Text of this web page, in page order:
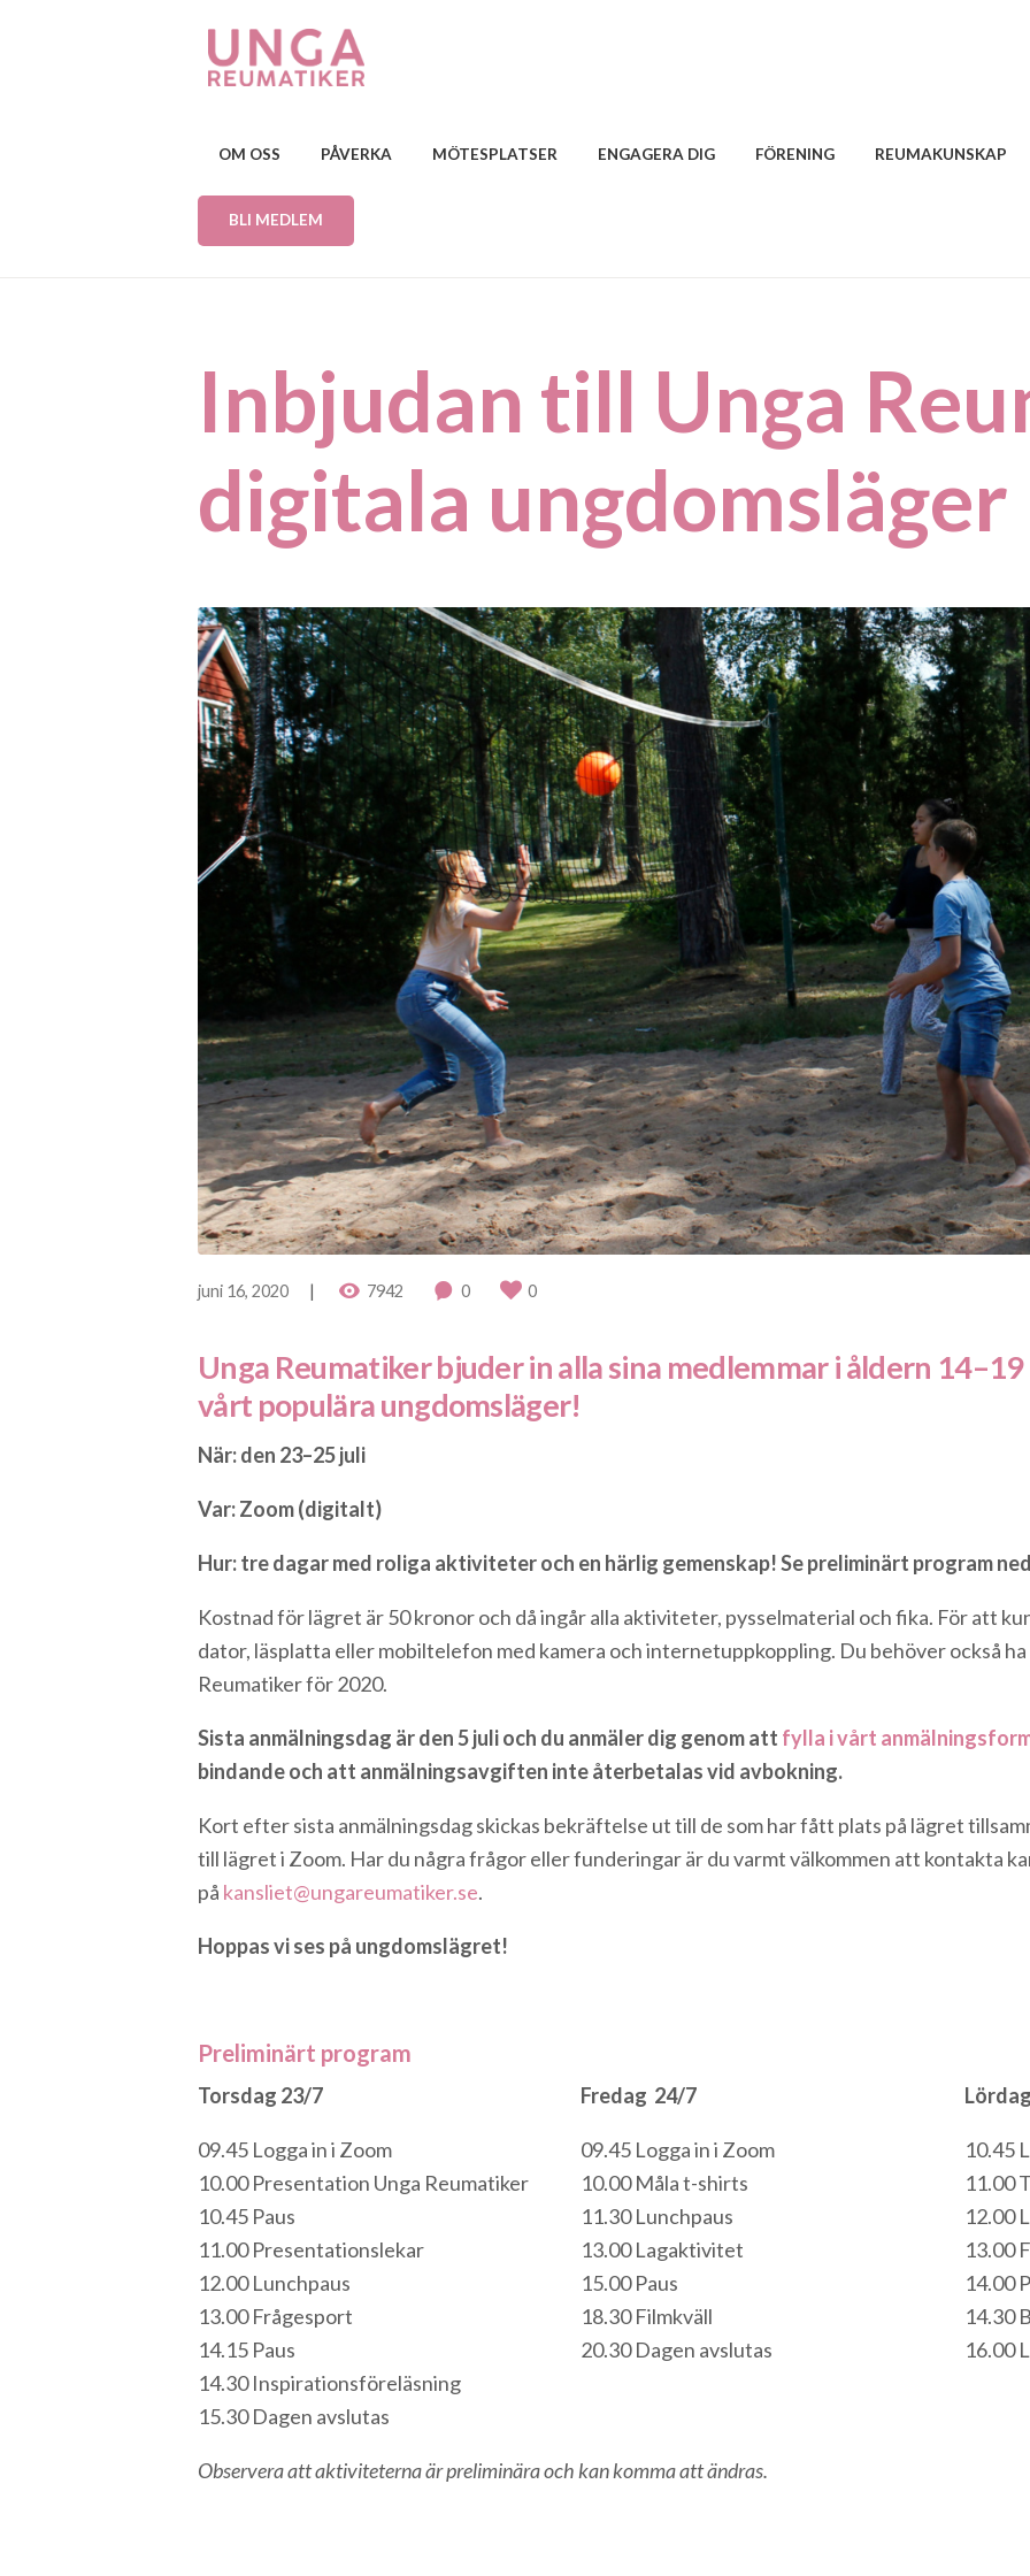
OM OSS PÅVERKA MÖTESPLATSER ENGAGERA DIG FÖRENING REUMAKUNSKAP
BLI MEDLEM
Inbjudan till Unga
digitala ungdomsläger
juni 16, 2020 7942 0 0
Unga Reumatiker bjuder in alla sina medlemmar i åldern
vårt populära ungdomsläger!
När: den 23–25 juli
Var: Zoom (digitalt)
Hur: tre dagar med roliga aktiviteter och en härlig gemenskap! Se preliminärt program
Kostnad för lägret är 50 kronor och då ingår alla aktiviteter, pysselmaterial och fika. För att
dator, läsplatta eller mobiltelefon med kamera och internetuppkoppling. Du behöver också
Reumatiker för 2020.
Sista anmälningsdag är den 5 juli och du anmäler dig genom att fylla i vårt
bindande och att anmälningsavgiften inte återbetalas vid avbokning.
Kort efter sista anmälningsdag skickas bekräftelse ut till de som har fått plats på lägret
till lägret i Zoom. Har du några frågor eller funderingar är du varmt välkommen att kontakta
på kansliet@ungareumatiker.se.
Hoppas vi ses på ungdomslägret!
Preliminärt program
Torsdag 23/7
09.45 Logga in i Zoom
10.00 Presentation Unga Reumatiker
10.45 Paus
11.00 Presentationslekar
12.00 Lunchpaus
13.00 Frågesport
14.15 Paus
14.30 Inspirationsföreläsning
15.30 Dagen avslutas
Fredag 24/7
09.45 Logga in i Zoom
10.00 Måla t-shirts
11.30 Lunchpaus
13.00 Lagaktivitet
15.00 Paus
18.30 Filmkväll
20.30 Dagen avslutas
10.45
11.00
12.00
13.00
14.00
14.30
16.00
Observera att aktiviteterna är preliminära och kan komma att ändras.